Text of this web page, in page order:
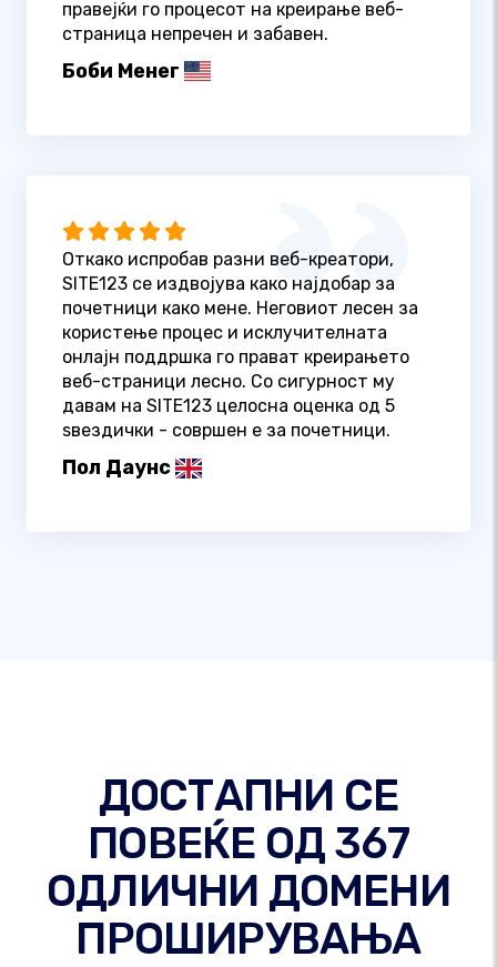
правејќи го процесот на креирање веб-
страница непречен и забавен.
Боби Менег
Откако испробав разни веб-креатори,
SITE123 се издвојува како најдобар за
почетници како мене. Неговиот лесен за
користење процес и исклучителната
онлајн поддршка го прават креирањето
веб-страници лесно. Со сигурност му
давам на SITE123 целосна оценка од 5
ѕвездички - совршен е за почетници.
Пол Даунс
ДОСТАПНИ СЕ
ПОВЕЌЕ ОД 367
ОДЛИЧНИ ДОМЕНИ
ПРОШИРУВАЊА